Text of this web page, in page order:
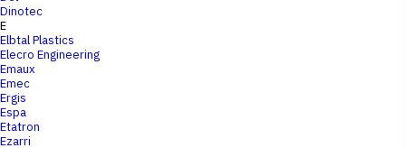
Dinotec
E
Elbtal Plastics
Elecro Engineering
Emaux
Emec
Ergis
Espa
Etatron
Ezarri